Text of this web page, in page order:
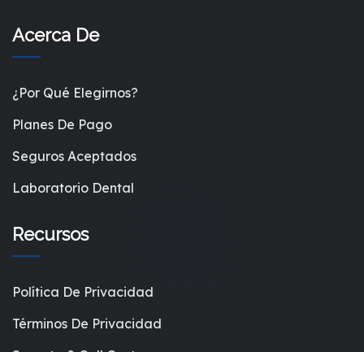
Acerca De
¿Por Qué Elegirnos?
Planes De Pago
Seguros Aceptados
Laboratorio Dental
Recursos
Política De Privacidad
Términos De Privacidad